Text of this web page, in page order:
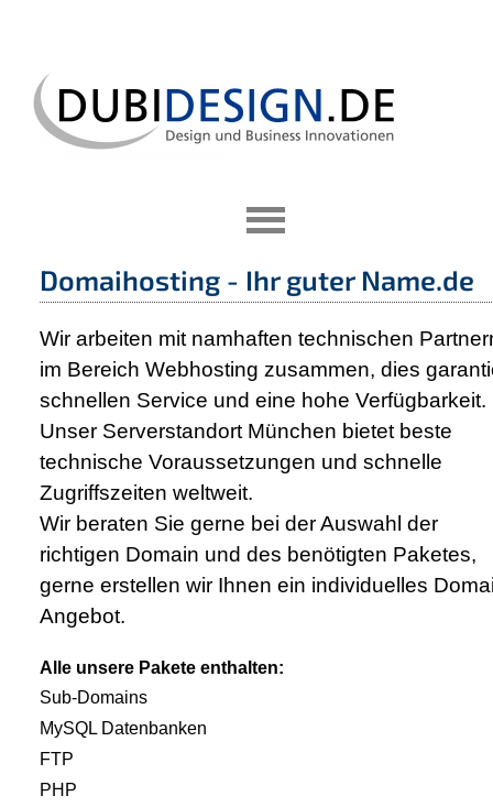
Domaihosting - Ihr guter Name.de
Wir arbeiten mit namhaften technischen
im Bereich Webhosting zusammen, dies
schnellen Service und eine hohe Verfügbarkeit.
Unser Serverstandort München bietet beste
technische Voraussetzungen und schnelle
Zugriffszeiten weltweit.
Wir beraten Sie gerne bei der Auswahl der
richtigen Domain und des benötigten Paketes,
gerne erstellen wir Ihnen ein individuelles
Angebot.
Alle unsere Pakete enthalten:
Sub-Domains
MySQL Datenbanken
FTP
PHP